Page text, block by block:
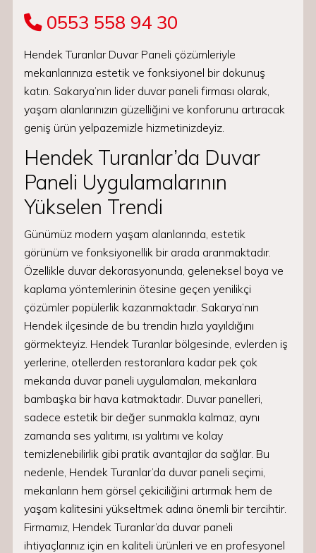
0553 558 94 30
Hendek Turanlar Duvar Paneli çözümleriyle
mekanlarınıza estetik ve fonksiyonel bir dokunuş
katın. Sakarya’nın lider duvar paneli firması olarak,
yaşam alanlarınızın güzelliğini ve konforunu artıracak
geniş ürün yelpazemizle hizmetinizdeyiz.
Hendek Turanlar’da Duvar
Paneli Uygulamalarının
Yükselen Trendi
Günümüz modern yaşam alanlarında, estetik
görünüm ve fonksiyonellik bir arada aranmaktadır.
Özellikle duvar dekorasyonunda, geleneksel boya ve
kaplama yöntemlerinin ötesine geçen yenilikçi
çözümler popülerlik kazanmaktadır. Sakarya’nın
Hendek ilçesinde de bu trendin hızla yayıldığını
görmekteyiz. Hendek Turanlar bölgesinde, evlerden iş
yerlerine, otellerden restoranlara kadar pek çok
mekanda duvar paneli uygulamaları, mekanlara
bambaşka bir hava katmaktadır. Duvar panelleri,
sadece estetik bir değer sunmakla kalmaz, aynı
zamanda ses yalıtımı, ısı yalıtımı ve kolay
temizlenebilirlik gibi pratik avantajlar da sağlar. Bu
nedenle, Hendek Turanlar’da duvar paneli seçimi,
mekanların hem görsel çekiciliğini artırmak hem de
yaşam kalitesini yükseltmek adına önemli bir tercihtir.
Firmamız, Hendek Turanlar’da duvar paneli
ihtiyaçlarınız için en kaliteli ürünleri ve en profesyonel